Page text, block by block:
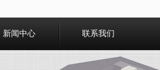
新闻中心 联系我们